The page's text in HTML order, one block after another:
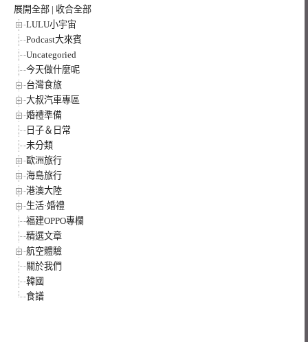
展開全部 | 收合全部
LULU小宇宙
Podcast大來賓
Uncategoried
今天做什麼呢
台灣食旅
大叔汽車專區
婚禮準備
日子＆日常
未分類
歐洲旅行
海島旅行
港澳大陸
生活·婚禮
福建OPPO專欄
精選文章
航空體驗
關於我們
韓國
食譜